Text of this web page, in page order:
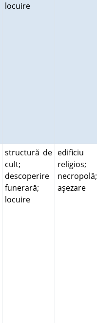
locuire
structură de
cult;
descoperire
funerară;
locuire
edificiu
religios;
necropolă;
aşezare